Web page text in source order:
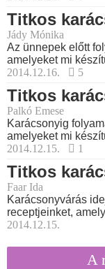
Titkos
Jády Mónika
Az ünnepek előtt
amelyeket mi
2014.12.16.
5
Titkos
Palkó Emese
Karácsonyig
amelyeket mi
2014.12.15.
1
Titkos
Faar Ida
Karácsonyvárás
receptjeinket,
2014.12.15.
A